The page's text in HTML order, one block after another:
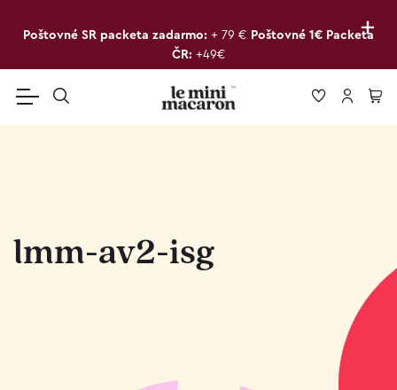
+
Poštovné SR packeta zadarmo: + 79 € Poštovné 1€ Packeta
ČR: +49€
lmm-av2-isg